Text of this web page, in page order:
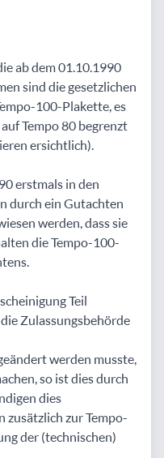
ab dem 01.10.1990
sind die gesetzlichen
100-Plakette, es
Tempo 80 begrenzt
ersichtlich).
erstmals in den
durch ein Gutachten
werden, dass sie
die Tempo-100-
Teil
Zulassungsbehörde
werden musste,
so ist dies durch
dies
zusätzlich zur Tempo-
der (technischen)